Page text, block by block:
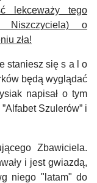
lekceważy tego
Niszczyciela) o
zła!
staniesz się s a l o
będą wyglądać
napisał o tym
Szulerów” i
Zbawiciela.
i jest gwiazdą,
niego "latam" do